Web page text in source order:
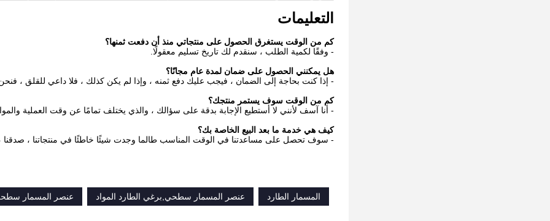
التعليمات
كم من الوقت يستغرق الحصول على منتجاتي منذ أن دفعت ثمنها؟
- وفقًا لكمية الطلب ، سنقدم لك تاريخ تسليم معقولًا.
هل يمكنني الحصول على ضمان لمدة عام مجانًا؟
- إذا كنت بحاجة إلى الضمان ، فيجب عليك دفع ثمنه ، وإذا لم يكن كذلك ، فلا داعي للقلق ،
كم من الوقت سوف يستمر منتجك؟
- أنا آسف لأنني لا أستطيع الإجابة بدقة على سؤالك ، والذي يختلف تمامًا عن وقت العملية
كيف هي خدمة ما بعد البيع الخاصة بك؟
- سوف تحصل على مساعدتنا في الوقت المناسب طالما وجدت شيئًا خاطئًا في منتجاتنا ،
المسمار الطارد عنصر المسمار سطحي,برغي الطارد المواد عنصر المسمار